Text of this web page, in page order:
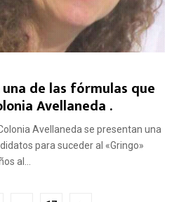
de las fórmulas que
Avellaneda .
Avellaneda se presentan una
para suceder al «Gringo»
al...